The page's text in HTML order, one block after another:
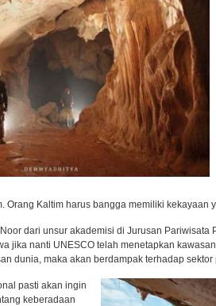
Orang Kaltim harus bangga memiliki kekayaan
dari unsur akademisi di Jurusan Pariwisata
jika nanti UNESCO telah menetapkan
dunia, maka akan berdampak terhadap
pasti akan ingin
keberadaan